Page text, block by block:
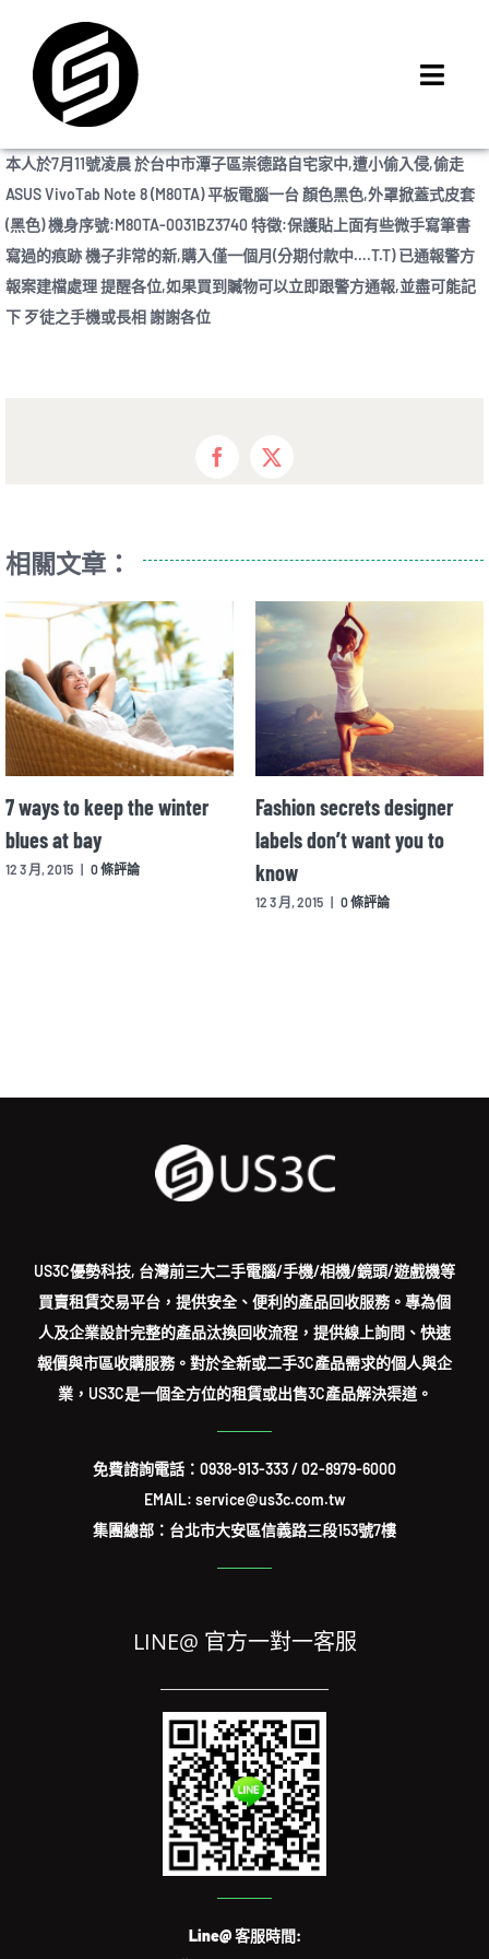
content
iMCheck APP
iPhone 回收價
線上商城
本人於7月11號凌晨 於台中市潭子區崇德路自宅家中,遭小偷入侵,偷走
ASUS VivoTab Note 8 (M80TA) 平板電腦一台 顏色黑色,外罩掀蓋式皮套
(黑色) 機身序號:M80TA-0031BZ3740 特徵:保護貼上面有些微手寫筆書
寫過的痕跡 機子非常的新,購入僅一個月(分期付款中….T.T) 已通報警方
報案建檔處理 提醒各位,如果買到贓物可以立即跟警方通報,並盡可能記
下 歹徒之手機或長相 謝謝各位
Facebook
X
相關文章：
7 ways to keep the winter
blues at bay
12 3 月, 2015 0 條評論
Fashion secrets designer
labels don’t want you to
know
12 3 月, 2015 0 條評論
US3C優勢科技, 台灣前三大二手電腦/手機/相機/鏡頭/遊戲機等
買賣租賃交易平台，提供安全、便利的產品回收服務。專為個
人及企業設計完整的產品汰換回收流程，提供線上詢問、快速
報價與市區收購服務。對於全新或二手3C產品需求的個人與企
業，US3C是一個全方位的租賃或出售3C產品解決渠道。
免費諮詢電話： 0938-913-333/02-8979-6000
EMAIL: service@us3c.com.tw
集團總部：台北市大安區信義路三段153號7樓
LINE@ 官方一對一客服
Line@ 客服時間: